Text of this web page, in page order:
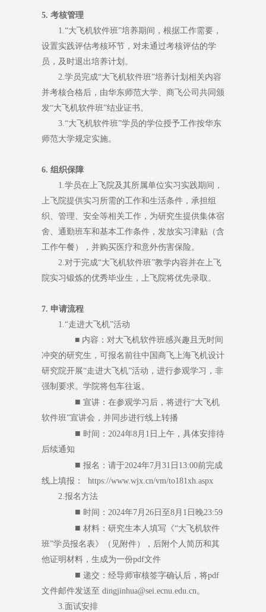
5. 考核管理
1.“大飞机软件班”培养期间，根据工作需要，
设置实践评估考核环节，对未通过考核评估的学
员，及时退出培养计划。
2.学员完成“大飞机软件班”培养计划相关内容
并考核合格后，由华东师范大学、商飞公司共同颁
发“大飞机软件班”结业证书。
3.“大飞机软件班”学员的学位授予工作按华东
师范大学规定实施。
6. 组织保障
1.学员在上飞院及其所属单位实习实践期间，
上飞院提供实习所需的工作和生活条件，承担组
织、管理、安全等相关工作，为研究生提供集体宿
舍、通勤班车和基本工作条件，发放实习津贴（含
工作午餐），并购买医疗和意外伤害保险。
2.对于完成“大飞机软件班”教学内容并在上飞
院实习锻炼的优秀毕业生，上飞院将优先录取。
7. 申请流程
1.“走进大飞机”活动
■ 内容：对大飞机软件班感兴趣且无时间
冲突的研究生，可报名前往中国商飞上海飞机设计
研究院开展“走进大飞机”活动，进行参观学习，非
强制要求。学院将包车往返。
■ 宣讲：在参观学习后，将进行“大飞机
软件班”宣讲会，并同步进行线上转播
■ 时间：2024年8月1日上午，具体安排待
后续通知
■ 报名：请于2024年7月31日13:00前完成
线上填报： https://www.wjx.cn/vm/to181xh.aspx
2.报名方法
■ 时间：2024年7月26日至8月1日晚23:59
■ 材料：研究生本人填写《“大飞机软件
班”学员报名表》（见附件），后附个人简历和其
他证明材料，生成为一份pdf文件
■ 递交：经导师审核签字确认后，将pdf
文件邮件发送至 dingjinhua@sei.ecnu.edu.cn。
3.面试安排